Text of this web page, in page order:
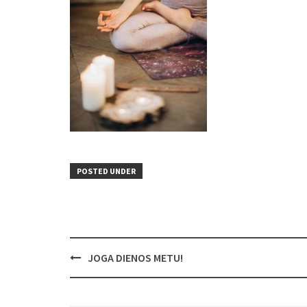
POSTED UNDER
PostJOGA DIENOS METU!